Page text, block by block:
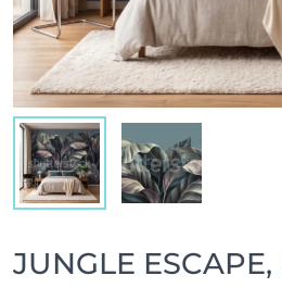
JUNGLE ESCAPE,